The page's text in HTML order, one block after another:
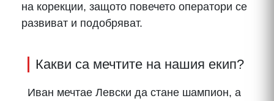
на корекции, защото повечето оператори се
развиват и подобряват.
Какви са мечтите на нашия екип?
Иван мечтае Левски да стане шампион, а